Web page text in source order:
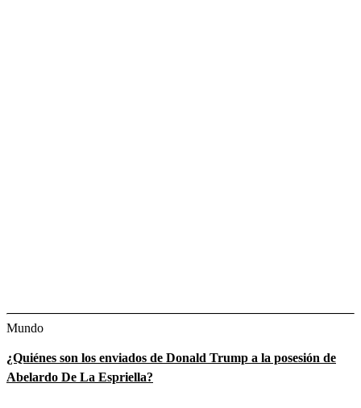
Mundo
¿Quiénes son los enviados de Donald Trump a la posesión de
Abelardo De La Espriella?